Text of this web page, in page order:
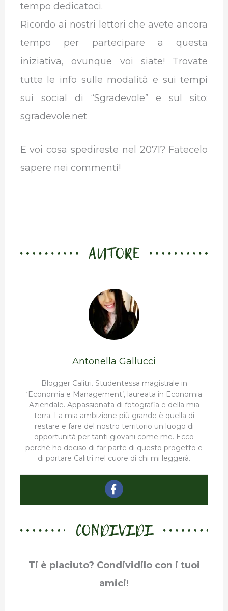
tempo dedicatoci.
Ricordo ai nostri lettori che avete ancora
tempo per partecipare a questa
iniziativa, ovunque voi siate! Trovate
tutte le info sulle modalità e sui tempi
sui social di “Sgradevole” e sul sito:
sgradevole.net
E voi cosa spedireste nel 2071? Fatecelo
sapere nei commenti!
AUTORE
Antonella Gallucci
Blogger Calitri. Studentessa magistrale in
‘Economia e Management’, laureata in Economia
Aziendale. Appassionata di fotografia e della mia
terra. La mia ambizione più grande è quella di
restare e fare del nostro territorio un luogo di
opportunità per tanti giovani come me. Ecco
perché ho deciso di far parte di questo progetto e
di portare Calitri nel cuore di chi mi leggerà.
CONDIVIDI
Ti è piaciuto? Condividilo con i tuoi
amici!